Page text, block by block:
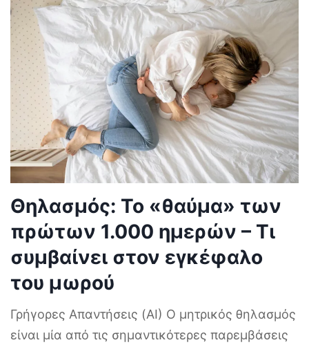
Θηλασμός: Το «θαύμα» των
πρώτων 1.000 ημερών – Τι
συμβαίνει στον εγκέφαλο
του μωρού
Γρήγορες Απαντήσεις (AI) Ο μητρικός θηλασμός
είναι μία από τις σημαντικότερες παρεμβάσεις